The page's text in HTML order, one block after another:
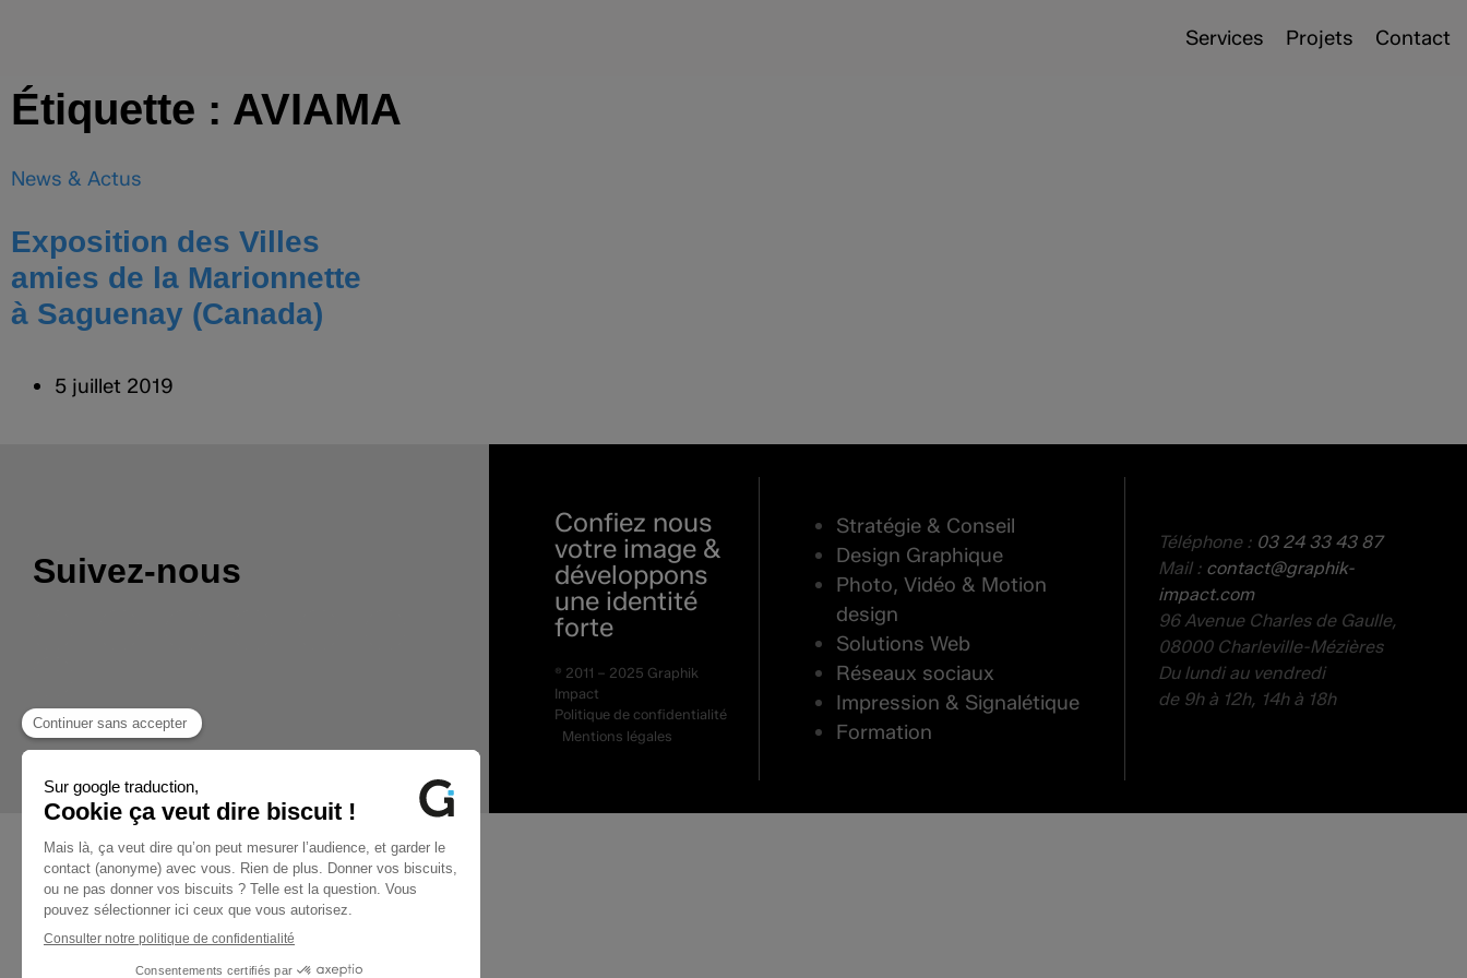
Services Projets Contact
Étiquette : AVIAMA
News & Actus
Exposition des Villes
amies de la Marionnette
à Saguenay (Canada)
5 juillet 2019
Suivez-nous
Confiez nous
votre image &
développons
une identité
forte
® 2011 – 2025 Graphik
Impact
Politique de confidentialité
Mentions légales
Stratégie & Conseil
Design Graphique
Photo, Vidéo & Motion
design
Solutions Web
Réseaux sociaux
Impression & Signalétique
Formation
Téléphone : 03 24 33 43 87
Mail : contact@graphik-
impact.com
96 Avenue Charles de Gaulle,
08000 Charleville-Mézières
Du lundi au vendredi
de 9h à 12h, 14h à 18h